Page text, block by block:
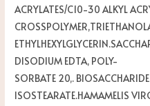
ACRYLATES/C10-30 ALKYL
DISODIUM EDTA, POLY-
SORBATE 20,.
ISOSTEARATE.HAMAMELIS